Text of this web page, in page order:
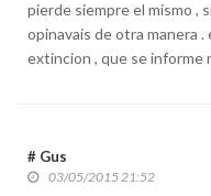
pierde siempre el mismo ,
opinavais de otra manera
extincion , que se informe
# Gus
03/05/2015 21:52